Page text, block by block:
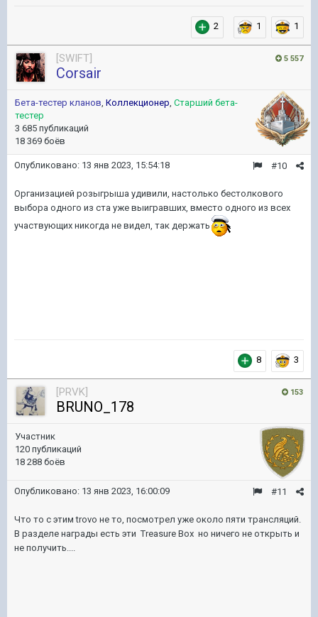
2 1 1
5 557
[SWIFT]
Corsair
Бета-тестер кланов, Коллекционер, Старший бета-
тестер
3 685 публикаций
18 369 боёв
#10
Опубликовано: 13 янв 2023, 15:54:18
Организацией розыгрыша удивили, настолько бестолкового
выбора одного из ста уже выигравших, вместо одного из всех
участвующих никогда не видел, так держать
8 3
153
[PRVK]
BRUNO_178
Участник
120 публикаций
18 288 боёв
#11
Опубликовано: 13 янв 2023, 16:00:09
Что то с этим trovo не то, посмотрел уже около пяти трансляций.
В разделе награды есть эти Treasure Box но ничего не открыть и
не получить....